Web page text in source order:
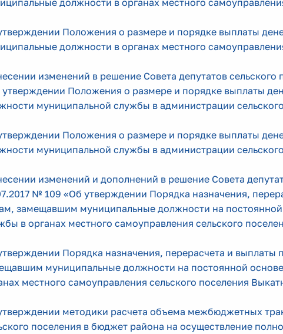
должности в органах местного
Положения о размере и порядке выплаты
должности в органах местного
изменений в решение Совета депутатов
Положения о размере и порядке выплаты
муниципальной службы в администрации
Положения о размере и порядке выплаты
муниципальной службы в администрации
изменений и дополнений в решение Совета
№ 109 «Об утверждении Порядка назначения,
замещавшим муниципальные должности на
в органах местного самоуправления сельского
Порядка назначения, перерасчета и выплаты
муниципальные должности на постоянной
местного самоуправления сельского поселения
методики расчета объема межбюджетных
поселения в бюджет района на осуществление